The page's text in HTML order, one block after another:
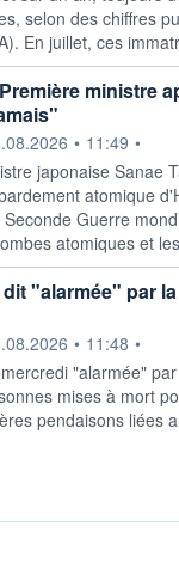
selon des chiffres
En juillet, ces
ministre
par • 11:49 •
japonaise Sanae
atomique
Guerre
atomiques et
dit "alarmée" par
par • 11:48 •
"alarmée"
mises à mort
pendaisons liées